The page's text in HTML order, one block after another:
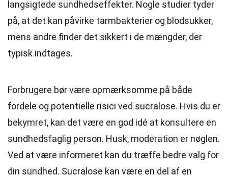
langsigtede sundhedseffekter. Nogle studier tyder
på, at det kan påvirke tarmbakterier og blodsukker,
mens andre finder det sikkert i de mængder, der
typisk indtages.
Forbrugere bør være opmærksomme på både
fordele og potentielle risici ved sucralose. Hvis du er
bekymret, kan det være en god idé at konsultere en
sundhedsfaglig person. Husk, moderation er nøglen.
Ved at være informeret kan du træffe bedre valg for
din sundhed. Sucralose kan være en del af en